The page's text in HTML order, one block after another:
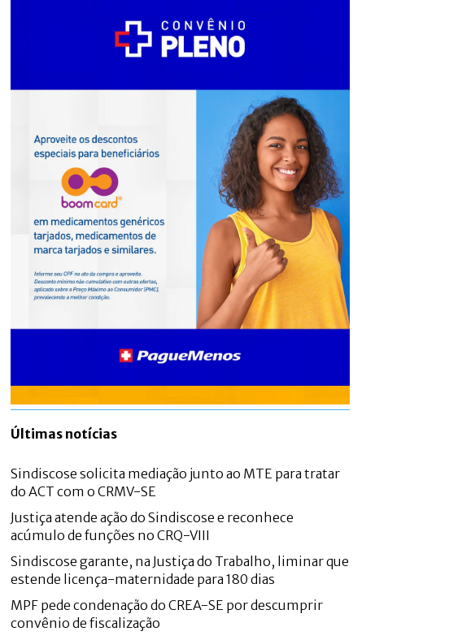
Últimas notícias
Sindiscose solicita mediação junto ao MTE para tratar
do ACT com o CRMV-SE
Justiça atende ação do Sindiscose e reconhece
acúmulo de funções no CRQ-VIII
Sindiscose garante, na Justiça do Trabalho, liminar que
estende licença-maternidade para 180 dias
MPF pede condenação do CREA-SE por descumprir
convênio de fiscalização